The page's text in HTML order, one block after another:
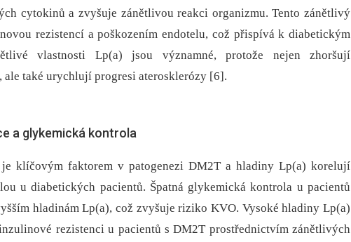
cytokinů a zvyšuje zánětlivou reakci organizmu. Tento zánětlivý
rezistencí a poškozením endotelu, což přispívá k diabetickým
vlastnosti Lp(a) jsou významné, protože nejen zhoršují
také urychlují progresi aterosklerózy [6].
a glykemická kontrola
je klíčovým faktorem v patogenezi DM2T a hladiny Lp(a) korelují
u diabetických pacientů. Špatná glykemická kontrola u pacientů
hladinám Lp(a), což zvyšuje riziko KVO. Vysoké hladiny Lp(a)
rezistenci u pacientů s DM2T prostřednictvím zánětlivých